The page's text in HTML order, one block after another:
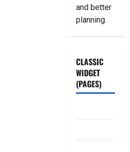
and better
planning.
CLASSIC
WIDGET
(PAGES)